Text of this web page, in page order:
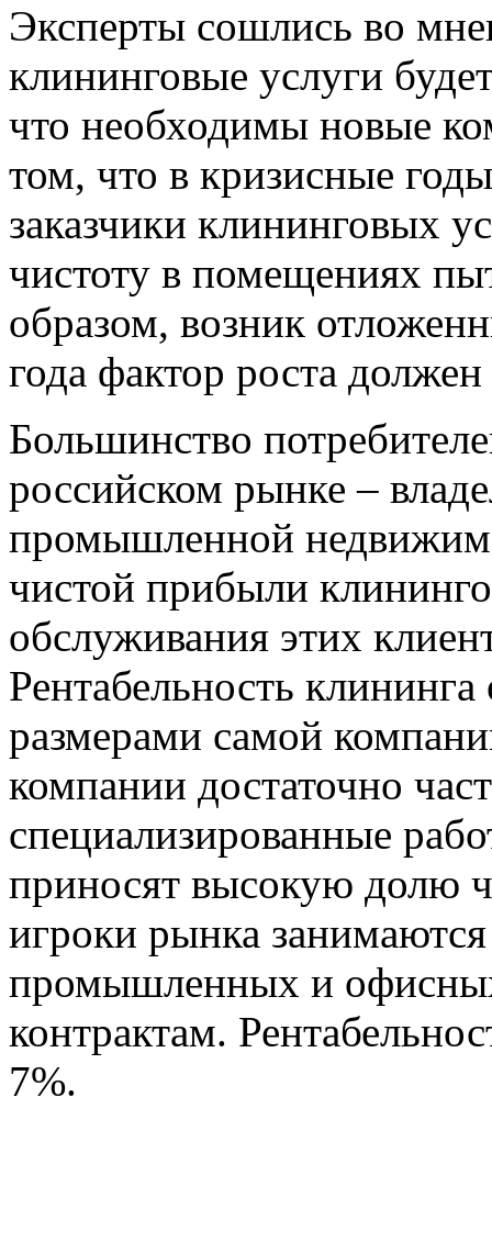
Эксперты сошлись во
клининговые услуги
что необходимы новые
том, что в кризисные
заказчики клининговых
чистоту в помещениях
образом, возник
года фактор роста
Большинство
российском рынке –
промышленной
чистой прибыли
обслуживания этих
Рентабельность
размерами самой
компании достаточно
специализированные
приносят высокую долю
игроки рынка
промышленных и
контрактам.
7%.